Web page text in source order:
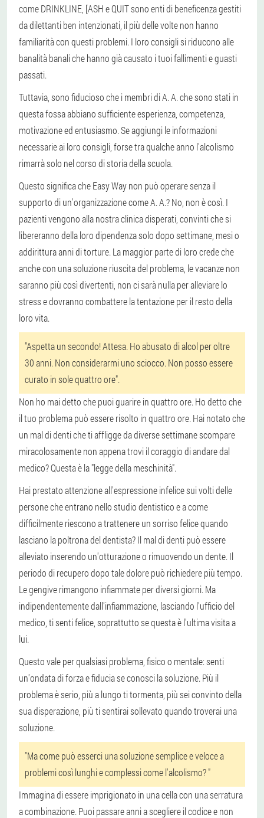
come DRINKLINE, [ASH e QUIT sono enti di beneficenza gestiti
da dilettanti ben intenzionati, il più delle volte non hanno
familiarità con questi problemi. I loro consigli si riducono alle
banalità banali che hanno già causato i tuoi fallimenti e guasti
passati.
Tuttavia, sono fiducioso che i membri di A. A. che sono stati in
questa fossa abbiano sufficiente esperienza, competenza,
motivazione ed entusiasmo. Se aggiungi le informazioni
necessarie ai loro consigli, forse tra qualche anno l'alcolismo
rimarrà solo nel corso di storia della scuola.
Questo significa che Easy Way non può operare senza il
supporto di un'organizzazione come A. A.? No, non è così. I
pazienti vengono alla nostra clinica disperati, convinti che si
libereranno della loro dipendenza solo dopo settimane, mesi o
addirittura anni di torture. La maggior parte di loro crede che
anche con una soluzione riuscita del problema, le vacanze non
saranno più così divertenti, non ci sarà nulla per alleviare lo
stress e dovranno combattere la tentazione per il resto della
loro vita.
"Aspetta un secondo! Attesa. Ho abusato di alcol per oltre
30 anni. Non considerarmi uno sciocco. Non posso essere
curato in sole quattro ore".
Non ho mai detto che puoi guarire in quattro ore. Ho detto che
il tuo problema può essere risolto in quattro ore. Hai notato che
un mal di denti che ti affligge da diverse settimane scompare
miracolosamente non appena trovi il coraggio di andare dal
medico? Questa è la "legge della meschinità".
Hai prestato attenzione all'espressione infelice sui volti delle
persone che entrano nello studio dentistico e a come
difficilmente riescono a trattenere un sorriso felice quando
lasciano la poltrona del dentista? Il mal di denti può essere
alleviato inserendo un'otturazione o rimuovendo un dente. Il
periodo di recupero dopo tale dolore può richiedere più tempo.
Le gengive rimangono infiammate per diversi giorni. Ma
indipendentemente dall'infiammazione, lasciando l'ufficio del
medico, ti senti felice, soprattutto se questa è l'ultima visita a
lui.
Questo vale per qualsiasi problema, fisico o mentale: senti
un'ondata di forza e fiducia se conosci la soluzione. Più il
problema è serio, più a lungo ti tormenta, più sei convinto della
sua disperazione, più ti sentirai sollevato quando troverai una
soluzione.
"Ma come può esserci una soluzione semplice e veloce a
problemi così lunghi e complessi come l'alcolismo? "
Immagina di essere imprigionato in una cella con una serratura
a combinazione. Puoi passare anni a scegliere il codice e non